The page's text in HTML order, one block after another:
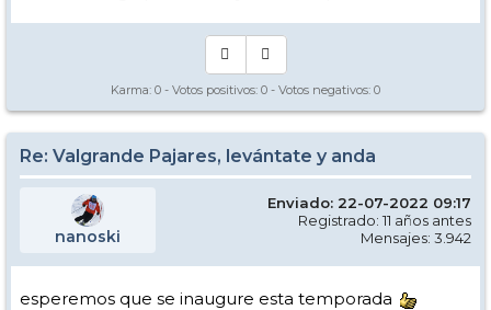
Karma: 0 - Votos positivos: 0 - Votos negativos: 0
Re: Valgrande Pajares, levántate y anda
nanoski
Enviado: 22-07-2022 09:17
Registrado: 11 años antes
Mensajes: 3.942
esperemos que se inaugure esta temporada